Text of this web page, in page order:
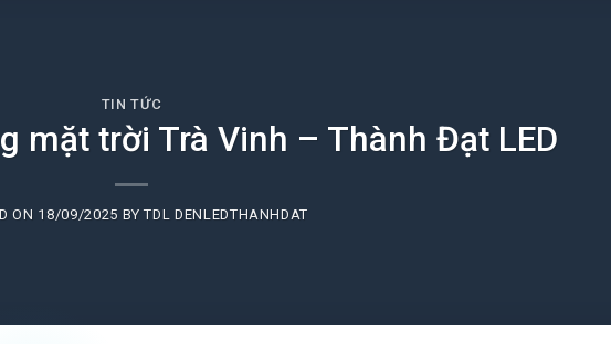
TIN TỨC
mặt trời Trà Vinh – Thành Đạt LED
ON 18/09/2025 BYTDL DENLEDTHANHDAT